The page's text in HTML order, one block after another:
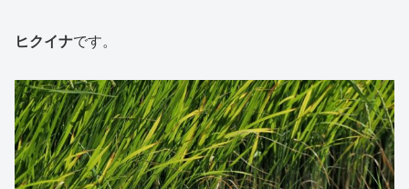
ヒクイナです。